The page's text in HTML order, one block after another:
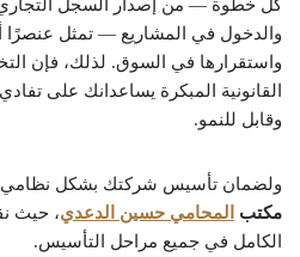
كل خطوة — من إصدار السجل التجاري
والدخول في المشاريع — تمثل
واستقرارها في السوق. لذلك، فإن
القانونية المبكرة يساعدانك على
وقابل للنمو.
ولضمان تأسيس شركتك بشكل نظامي
مكتب
المحامي حسين الدعدي، حيث
الكامل في جميع مراحل التأسيس.